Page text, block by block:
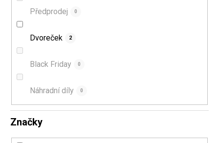
Předprodej 0
Dvoreček 2
Black Friday 0
Náhradní díly 0
Značky